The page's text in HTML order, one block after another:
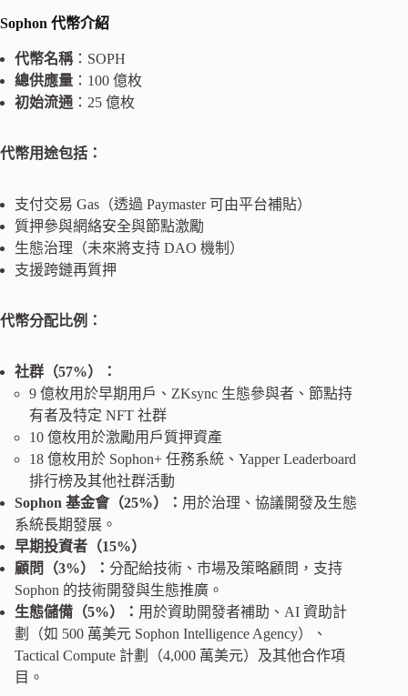
Sophon 代幣介紹
代幣名稱：SOPH
總供應量 ：100 億枚
初始流通 ：25 億枚
代幣用途包括：
支付交易 Gas（透過 Paymaster 可由平台補貼）
質押參與網絡安全與節點激勵
生態治理（未來將支持 DAO 機制）
支援跨鏈再質押
代幣分配比例：
社群（57%）：
9 億枚用於早期用戶、ZKsync 生態參與者、節點持
有者及特定 NFT 社群
10 億枚用於激勵用戶質押資產
18 億枚用於 Sophon+ 任務系統、Yapper Leaderboard
排行榜及其他社群活動
Sophon 基金會（25%）： 用於治理、協議開發及生態
系統長期發展。
早期投資者（15%）
顧問（3%）： 分配給技術、市場及策略顧問，支持
Sophon 的技術開發與生態推廣。
生態儲備（5%）： 用於資助開發者補助、AI 資助計
劃（如 500 萬美元 Sophon Intelligence Agency）、
Tactical Compute 計劃（4,000 萬美元）及其他合作項
目。